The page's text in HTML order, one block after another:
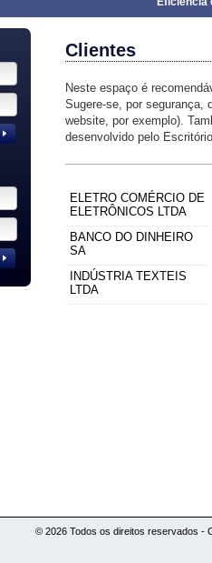
Clientes
Neste espaço é
Sugere-se, por segurança,
website, por exemplo).
desenvolvido pelo
ELETRO COMÉRCIO DE
ELETRÔNICOS LTDA
BANCO DO DINHEIRO
SA
INDÚSTRIA TEXTEIS
LTDA
© 2026 Todos os direitos reservados -